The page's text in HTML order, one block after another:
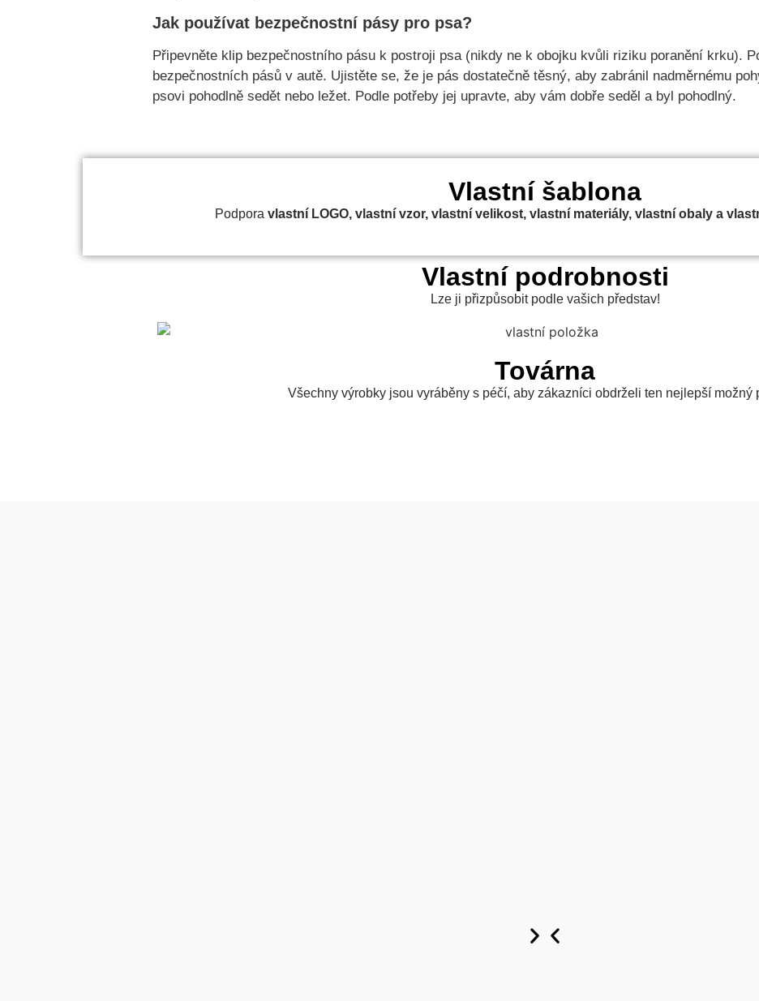
Jak používat bezpečnostní pásy pro psa?
Připevněte klip bezpečnostního pásu k postroji psa (nikdy ne k obojku kvůli riziku poranění krku).
bezpečnostních pásů v autě. Ujistěte se, že je pás dostatečně těsný, aby zabránil nadměrnému
psovi pohodlně sedět nebo ležet. Podle potřeby jej upravte, aby vám dobře seděl a byl pohodlný.
Vlastní šablona
Podpora vlastní LOGO, vlastní vzor, vlastní velikost, vlastní materiály, vlastní obaly a
Vlastní podrobnosti
Lze ji přizpůsobit podle vašich představ!
Továrna
Všechny výrobky jsou vyráběny s péčí, aby zákazníci obdrželi ten nejlepší možný